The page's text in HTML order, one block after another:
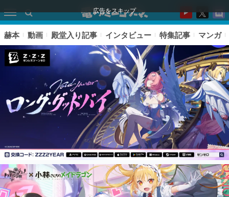
広告をスキップ
ピックアップ
赫本 動画 殿堂入り記事 インタビュー 特集記事 マンガ